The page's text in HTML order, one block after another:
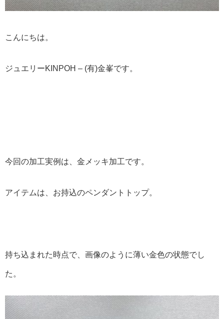
こんにちは。
ジュエリーKINPOH – (有)金峯です。
今回の加工実例は、金メッキ加工です。
アイテムは、お持込のペンダントトップ。
持ち込まれた時点で、画像のように薄い金色の状態でし
た。